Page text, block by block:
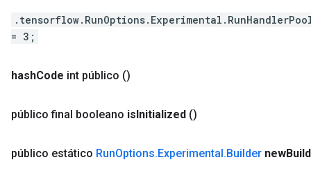
= 3;
hashCode int público ()
público final booleano isInitialized ()
público estático RunOptions.Experimental.Builder new